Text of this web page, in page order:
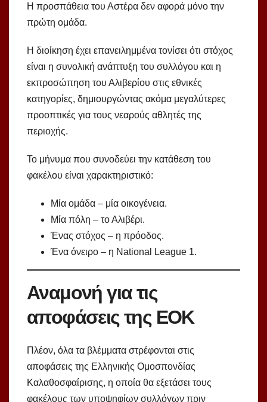
Η προσπάθεια του Αστέρα δεν αφορά μόνο την
πρώτη ομάδα.
Η διοίκηση έχει επανειλημμένα τονίσει ότι στόχος
είναι η συνολική ανάπτυξη του συλλόγου και η
εκπροσώπηση του Αλιβερίου στις εθνικές
κατηγορίες, δημιουργώντας ακόμα μεγαλύτερες
προοπτικές για τους νεαρούς αθλητές της
περιοχής.
Το μήνυμα που συνοδεύει την κατάθεση του
φακέλου είναι χαρακτηριστικό:
Μία ομάδα – μία οικογένεια.
Μία πόλη – το Αλιβέρι.
Ένας στόχος – η πρόοδος.
Ένα όνειρο – η National League 1.
Αναμονή για τις
αποφάσεις της ΕΟΚ
Πλέον, όλα τα βλέμματα στρέφονται στις
αποφάσεις της Ελληνικής Ομοσπονδίας
Καλαθοσφαίρισης, η οποία θα εξετάσει τους
φακέλους των υποψηφίων συλλόγων πριν